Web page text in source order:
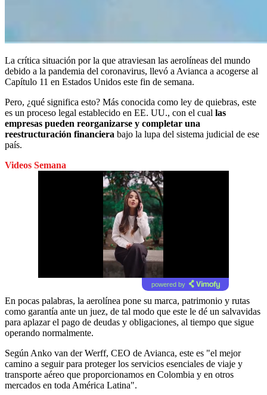
La crítica situación por la que atraviesan las aerolíneas del mundo
debido a la pandemia del coronavirus, llevó a Avianca a acogerse al
Capítulo 11 en Estados Unidos este fin de semana.
Pero, ¿qué significa esto? Más conocida como ley de quiebras, este
es un proceso legal establecido en EE. UU., con el cual las
empresas pueden reorganizarse y completar una
reestructuración financiera bajo la lupa del sistema judicial de ese
país.
Videos Semana
powered by
En pocas palabras, la aerolínea pone su marca, patrimonio y rutas
como garantía ante un juez, de tal modo que este le dé un salvavidas
para aplazar el pago de deudas y obligaciones, al tiempo que sigue
operando normalmente.
Según Anko van der Werff, CEO de Avianca, este es "el mejor
camino a seguir para proteger los servicios esenciales de viaje y
transporte aéreo que proporcionamos en Colombia y en otros
mercados en toda América Latina".